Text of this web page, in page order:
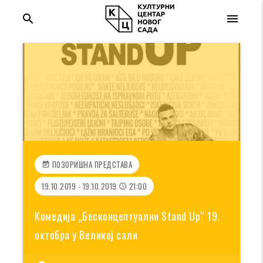
menu
search
event_note ПОЗОРИШНА ПРЕДСТАВА
19.10.2019 - 19.10.2019 access_time 21:00
Комедија „Бесконцептуални Stand Up“ 19.
октобра у Великој сали